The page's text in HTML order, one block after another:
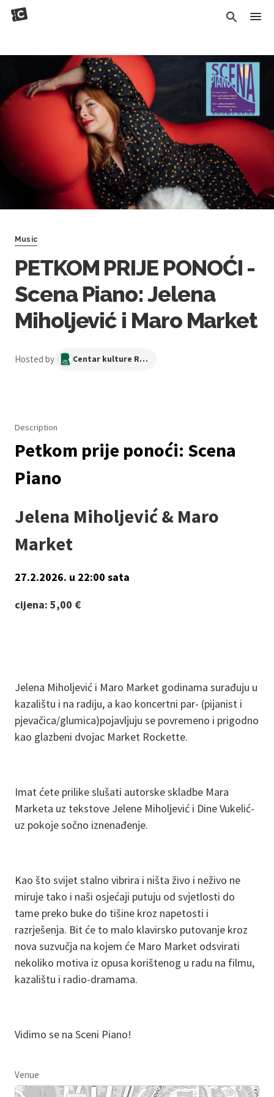
Music
PETKOM PRIJE PONOĆI -
Scena Piano: Jelena
Miholjević i Maro Market
Hosted by Centar kulture Ribnjak
Description
Petkom prije ponoći: Scena
Piano
Jelena Miholjević & Maro
Market
27.2.2026. u 22:00 sata
cijena: 5,00 €
Jelena Miholjević i Maro Market godinama surađuju u
kazalištu i na radiju, a kao koncertni par- (pijanist i
pjevačica/glumica)pojavljuju se povremeno i prigodno
kao glazbeni dvojac Market Rockette.
Imat ćete prilike slušati autorske skladbe Mara
Marketa uz tekstove Jelene Miholjević i Dine Vukelić-
uz pokoje sočno iznenađenje.
Kao što svijet stalno vibrira i ništa živo i neživo ne
miruje tako i naši osjećaji putuju od svjetlosti do
tame preko buke do tišine kroz napetosti i
razrješenja. Bit će to malo klavirsko putovanje kroz
nova suzvučja na kojem će Maro Market odsvirati
nekoliko motiva iz opusa korištenog u radu na filmu,
kazalištu i radio-dramama.
Vidimo se na Sceni Piano!
Venue